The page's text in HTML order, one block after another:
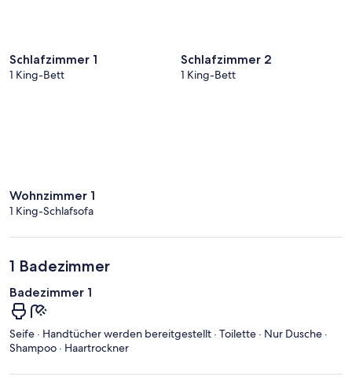
Schlafzimmer 1
1 King-Bett
Schlafzimmer 2
1 King-Bett
Wohnzimmer 1
1 King-Schlafsofa
1 Badezimmer
Badezimmer 1
Seife · Handtücher werden bereitgestellt · Toilette · Nur Dusche ·
Shampoo · Haartrockner